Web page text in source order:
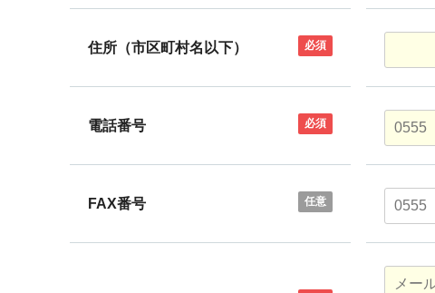
住所（市区町村名以下） 必須
電話番号 必須
FAX番号 任意